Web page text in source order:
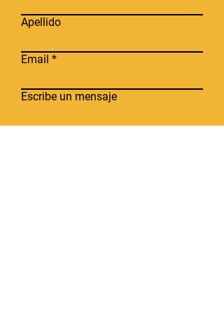
Apellido
Email
Escribe un mensaje